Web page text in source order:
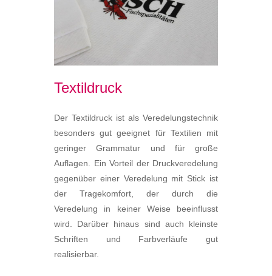
Textildruck
Der Textildruck ist als Veredelungstechnik
besonders gut geeignet für Textilien mit
geringer Grammatur und für große
Auflagen. Ein Vorteil der Druckveredelung
gegenüber einer Veredelung mit Stick ist
der Tragekomfort, der durch die
Veredelung in keiner Weise beeinflusst
wird. Darüber hinaus sind auch kleinste
Schriften und Farbverläufe gut
realisierbar.